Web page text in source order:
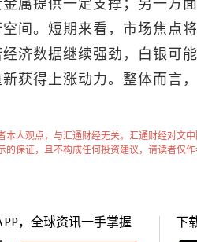
属提供一定支撑；另一方
间。短期来看，市场焦点
济数据继续强劲，白银可
获得上涨动力。整体而言
本人观点，与汇通财经无关。汇通财经对文
的保证，且不构成任何投资建议，请读者仅
，全球资讯一手掌握 下